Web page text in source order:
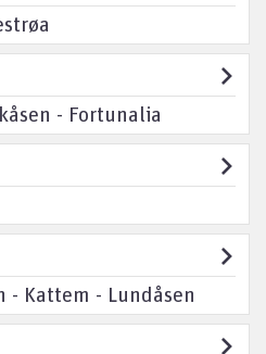
- Fortunalia
Kattem - Lundåsen